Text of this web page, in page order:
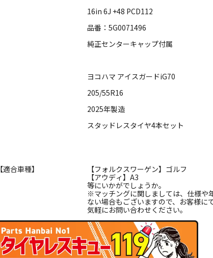
16in 6J +48 PCD112
品番：5G0071496
純正センターキャップ付属
ヨコハマ アイスガードiG70
205/55R16
2025年製造
スタッドレスタイヤ4本セット
【適合車種】
【フォルクスワーゲン】ゴルフ
【アウディ】A3
等にいかがでしょうか。
※マッチングに関しましては、仕様や
ない場合もございますので、お客様
気軽にお問い合わせください。